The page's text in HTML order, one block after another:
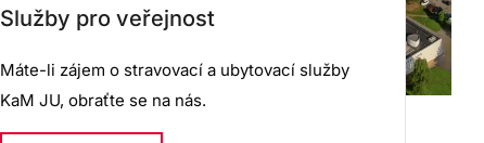
Služby pro veřejnost
Máte-li zájem o stravovací a ubytovací služby
KaM JU, obraťte se na nás.